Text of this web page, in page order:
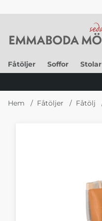
Fåtöljer Soffor Stolar
Hem Fåtöljer Fåtölj